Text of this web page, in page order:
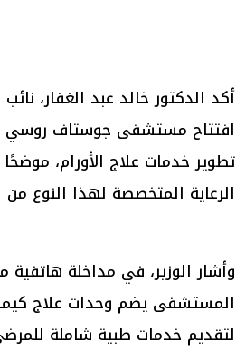
أكد الدكتور خالد عبد الغفار،
افتتاح مستشفى جوستاف
تطوير خدمات علاج الأورام،
الرعاية المتخصصة لهذا النوع من
وأشار الوزير، في مداخلة هاتفية
لتقديم خدمات طبية شاملة